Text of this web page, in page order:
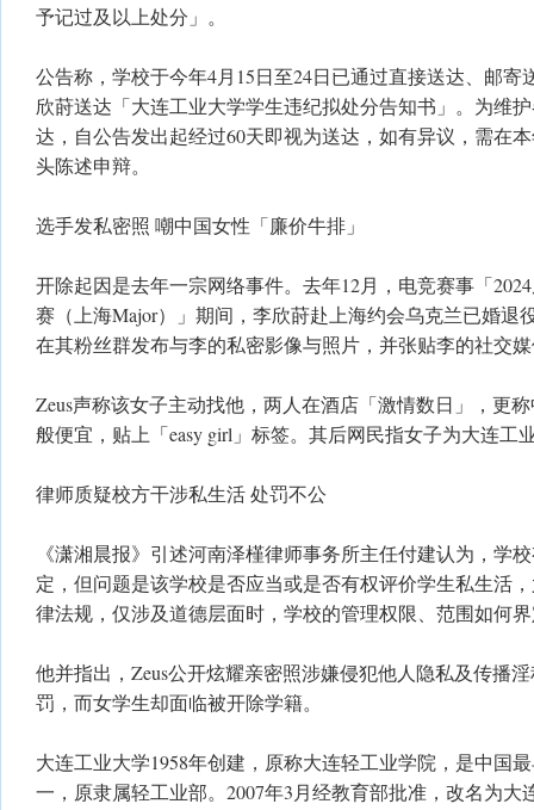
予记过及以上处分」。
公告称，学校于今年4月15日至24日已通过直接送达、邮寄
欣莳送达「大连工业大学学生违纪拟处分告知书」。为维
达，自公告发出起经过60天即视为送达，如有异议，需在
头陈述申辩。
选手发私密照 嘲中国女性「廉价牛排」
开除起因是去年一宗网络事件。去年12月，电竞赛事「
赛（上海Major）」期间，李欣莳赴上海约会乌克兰已婚退
在其粉丝群发布与李的私密影像与照片，并张贴李的社交
Zeus声称该女子主动找他，两人在酒店「激情数日」，更
般便宜，贴上「easy girl」标签。其后网民指女子为大连工
律师质疑校方干涉私生活 处罚不公
《潇湘晨报》引述河南泽槿律师事务所主任付建认为，学
定，但问题是该学校是否应当或是否有权评价学生私生活
律法规，仅涉及道德层面时，学校的管理权限、范围如何
他并指出，Zeus公开炫耀亲密照涉嫌侵犯他人隐私及传播
罚，而女学生却面临被开除学籍。
大连工业大学1958年创建，原称大连轻工业学院，是中国
一，原隶属轻工业部。2007年3月经教育部批准，改名为大